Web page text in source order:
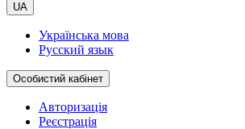
UA
Українська мова
Русский язык
Особистий кабінет
Авторизація
Реєстрація